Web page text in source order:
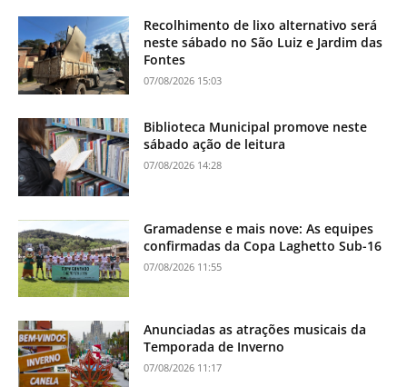
Recolhimento de lixo alternativo será
neste sábado no São Luiz e Jardim das
Fontes
07/08/2026 15:03
Biblioteca Municipal promove neste
sábado ação de leitura
07/08/2026 14:28
Gramadense e mais nove: As equipes
confirmadas da Copa Laghetto Sub-16
07/08/2026 11:55
Anunciadas as atrações musicais da
Temporada de Inverno
07/08/2026 11:17